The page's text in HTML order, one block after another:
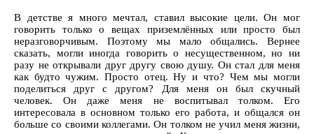
В детстве я много мечтал, ставил высокие цели. Он мог
говорить только о вещах приземлённых или просто был
неразговорчивым. Поэтому мы мало общались. Вернее
сказать, могли иногда говорить о несущественном, но ни
разу не открывали друг другу свою душу. Он стал для меня
как будто чужим. Просто отец. Ну и что? Чем мы могли
поделиться друг с другом? Для меня он был скучный
человек. Он даже меня не воспитывал толком. Его
интересовала в основном только его работа, и общался он
больше со своими коллегами. Он толком не учил меня жизни,